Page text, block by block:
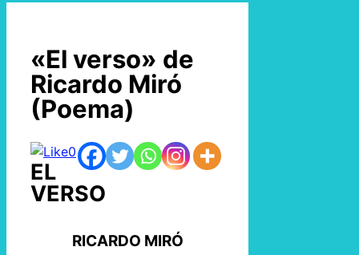
«El verso» de
Ricardo Miró
(Poema)
0
EL
VERSO
RICARDO MIRÓ